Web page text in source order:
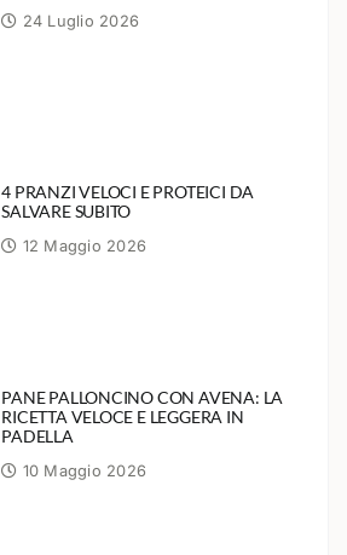
24 Luglio 2026
4 PRANZI VELOCI E PROTEICI DA
SALVARE SUBITO
12 Maggio 2026
PANE PALLONCINO CON AVENA: LA
RICETTA VELOCE E LEGGERA IN
PADELLA
10 Maggio 2026